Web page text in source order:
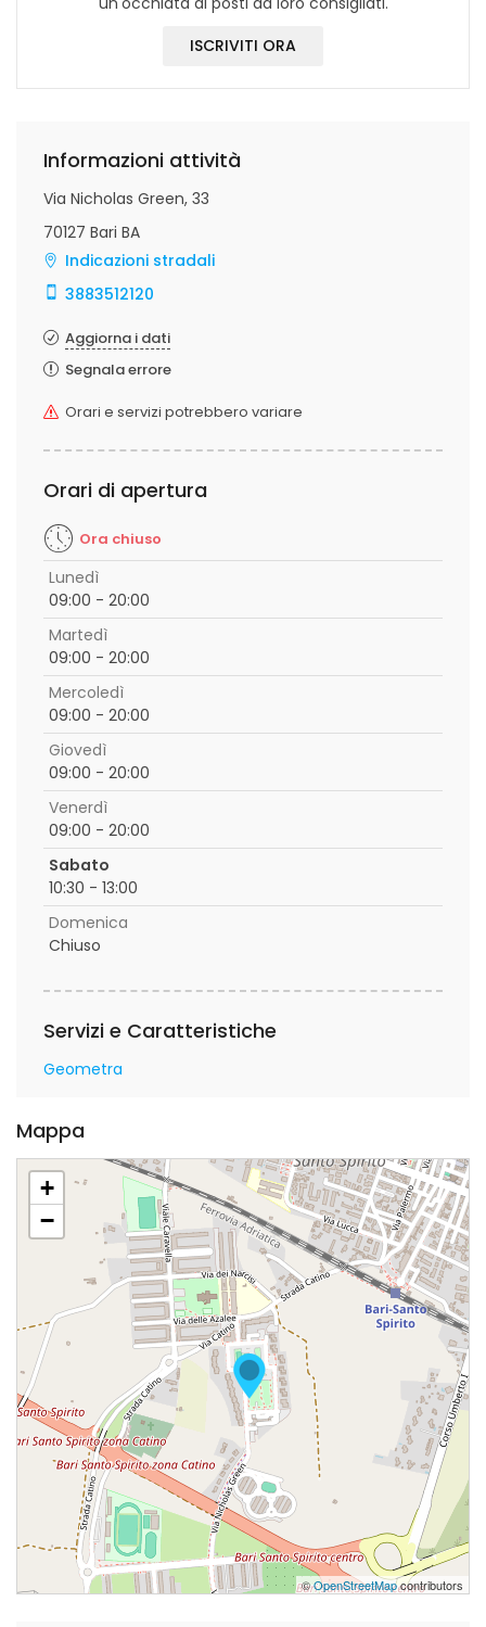
ISCRIVITI ORA
Informazioni attività
Via Nicholas Green, 33
70127 Bari BA
Indicazioni stradali
3883512120
Aggiorna i dati
Segnala errore
Orari e servizi potrebbero variare
Orari di apertura
Ora chiuso
Lunedì
09:00 - 20:00
Martedì
09:00 - 20:00
Mercoledì
09:00 - 20:00
Giovedì
09:00 - 20:00
Venerdì
09:00 - 20:00
Sabato
10:30 - 13:00
Domenica
Chiuso
Servizi e Caratteristiche
Geometra
Mappa
+
−
©OpenStreetMapcontributors